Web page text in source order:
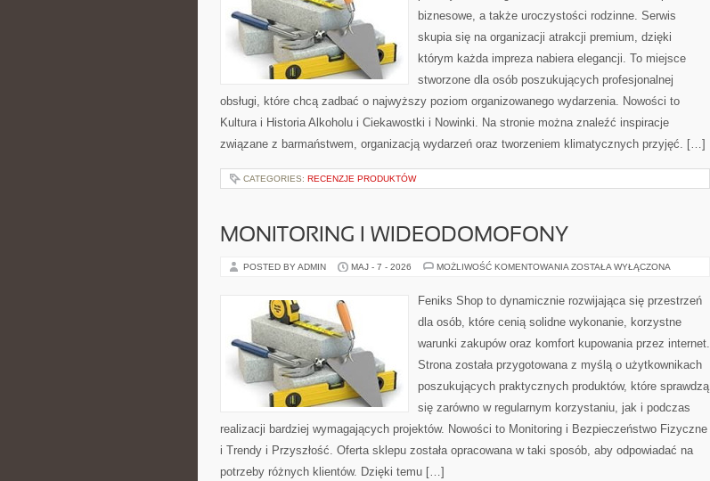
biznesowe, a także uroczystości rodzinne. Serwis
skupia się na organizacji atrakcji premium, dzięki
którym każda impreza nabiera elegancji. To miejsce
stworzone dla osób poszukujących profesjonalnej
obsługi, które chcą zadbać o najwyższy poziom organizowanego wydarzenia. Nowości to
Kultura i Historia Alkoholu i Ciekawostki i Nowinki. Na stronie można znaleźć inspiracje
związane z barmaństwem, organizacją wydarzeń oraz tworzeniem klimatycznych przyjęć. […]
CATEGORIES: RECENZJE PRODUKTÓW
MONITORING I WIDEODOMOFONY
POSTED BY ADMIN MAJ - 7 - 2026 MOŻLIWOŚĆ KOMENTOWANIA MONITORING
ZOSTAŁA WYŁĄCZONA
Feniks Shop to dynamicznie rozwijająca się przestrzeń
dla osób, które cenią solidne wykonanie, korzystne
warunki zakupów oraz komfort kupowania przez internet.
Strona została przygotowana z myślą o użytkownikach
poszukujących praktycznych produktów, które sprawdzą
się zarówno w regularnym korzystaniu, jak i podczas
realizacji bardziej wymagających projektów. Nowości to Monitoring i Bezpieczeństwo Fizyczne
i Trendy i Przyszłość. Oferta sklepu została opracowana w taki sposób, aby odpowiadać na
potrzeby różnych klientów. Dzięki temu […]